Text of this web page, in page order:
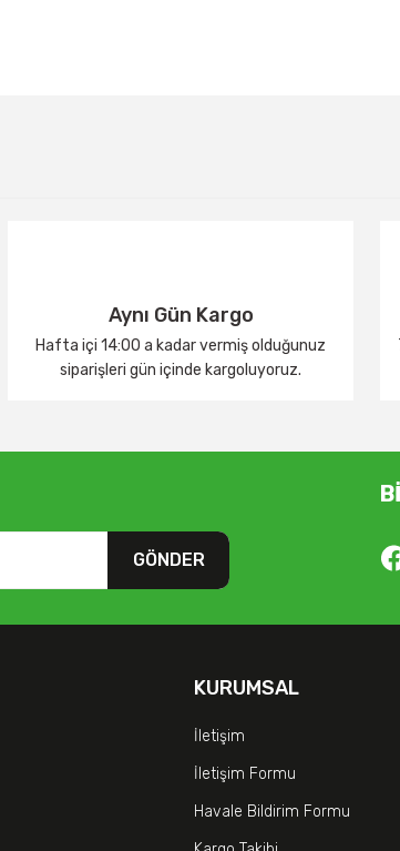
Aynı Gün Kargo
Hafta içi 14:00 a kadar vermiş olduğunuz
siparişleri gün içinde kargoluyoruz.
GÖNDER
KURUMSAL
İletişim
İletişim Formu
Havale Bildirim Formu